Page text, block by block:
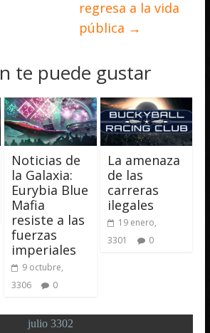
regresa a la vida
pública →
te puede gustar
Noticias de
la Galaxia:
Eurybia Blue
Mafia
resiste a las
fuerzas
imperiales
9 octubre,
3306
0
La amenaza
de las
carreras
ilegales
19 enero,
3301
0
julio 3302